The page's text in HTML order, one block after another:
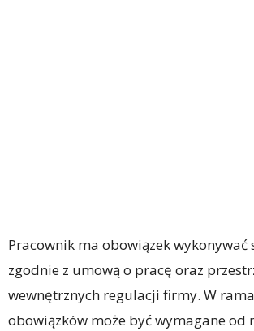
Pracownik ma obowiązek wykonywać
zgodnie z umową o pracę oraz
wewnętrznych regulacji firmy. W
obowiązków może być wymagane od